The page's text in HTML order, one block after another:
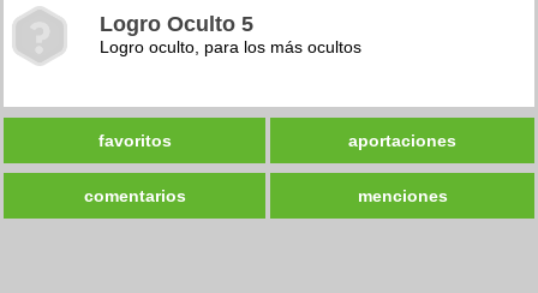
Logro Oculto 5
Logro oculto, para los más ocultos
favoritos aportaciones
comentarios menciones